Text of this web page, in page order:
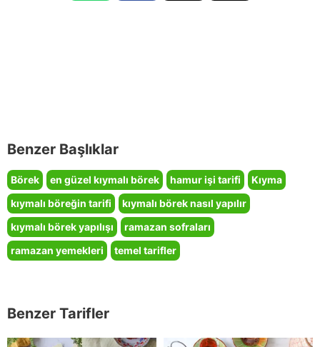
Benzer Başlıklar
Börek en güzel kıymalı börek hamur işi tarifi
Kıyma
kıymalı böreğin tarifi
kıymalı börek nasıl yapılır
kıymalı börek yapılışı
ramazan sofraları
ramazan yemekleri
temel tarifler
Benzer Tarifler